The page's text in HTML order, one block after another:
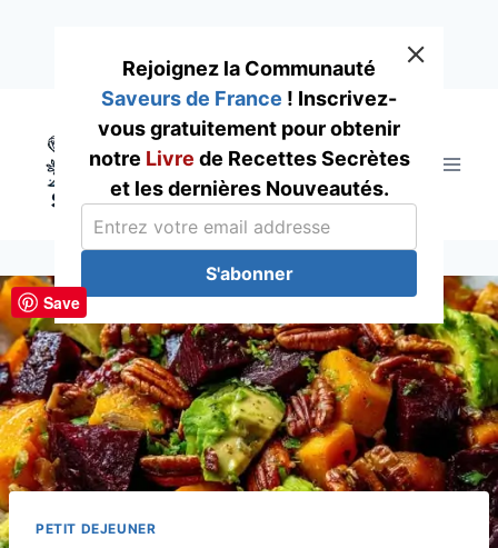
content
PETIT DEJEUNER
Rejoignez la Communauté
Saveurs de France ! Inscrivez-
vous gratuitement pour obtenir
notre Livre de Recettes Secrètes
et les dernières Nouveautés.
S'abonner
Save